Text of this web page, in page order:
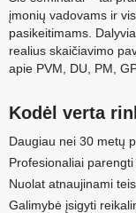
įmonių vadovams ir
pasikeitimams.
realius skaičiavimo
apie PVM, DU, PM,
Kodėl verta
Daugiau nei 30 metų
Profesionaliai
Nuolat atnaujinami
Galimybė įsigyti